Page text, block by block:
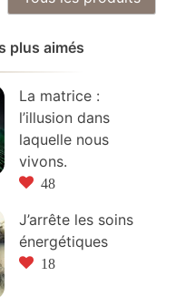
plus aimés
La matrice :
l’illusion dans
laquelle nous
vivons.
48
J’arrête les soins
énergétiques
18